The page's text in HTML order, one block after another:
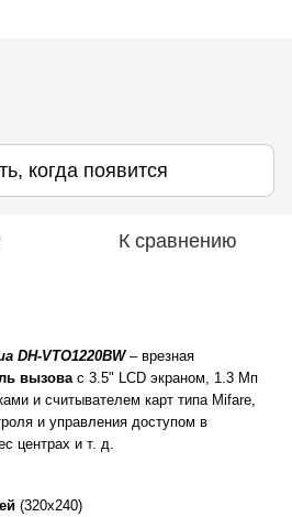
когда появится
К сравнению
DH-VTO1220BW– врезная
вызова с 3.5" LCD экраном, 1.3 Мп
и считывателем карт типа Mifare,
и управления доступом в
центрах и т. д.
(320х240)